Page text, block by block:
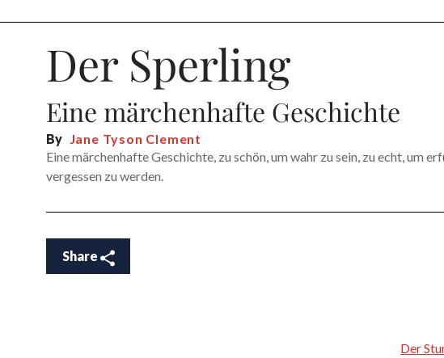
Der Sperling
Eine märchenhafte Geschichte
By
Jane Tyson Clement
Eine märchenhafte Geschichte, zu schön, um wahr zu sein, zu echt, um
vergessen zu werden.
Share
Der